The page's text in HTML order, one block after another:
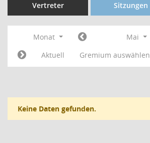
Vertreter Sitzungen
Monat Mai
Aktuell
Gremium auswählen
Keine Daten gefunden.